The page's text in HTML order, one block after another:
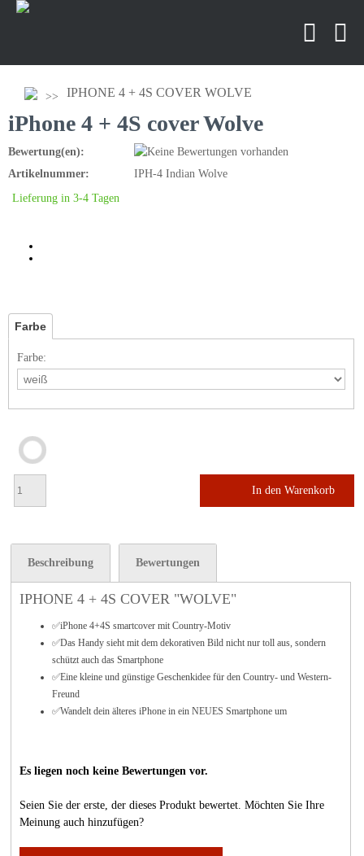
IPHONE 4 + 4S COVER WOLVE
iPhone 4 + 4S cover Wolve
Bewertung(en):
Artikelnummer:
IPH-4 Indian Wolve
Lieferung in 3-4 Tagen
Farbe
Farbe:
In den Warenkorb
Beschreibung Bewertungen
IPHONE 4 + 4S COVER "WOLVE"
✅iPhone 4+4S smartcover mit Country-Motiv
✅Das Handy sieht mit dem dekorativen Bild nicht nur toll aus, sondern
schützt auch das Smartphone
✅Eine kleine und günstige Geschenkidee für den Country- und Western-
Freund
✅Wandelt dein älteres iPhone in ein NEUES Smartphone um
Es liegen noch keine Bewertungen vor.
Seien Sie der erste, der dieses Produkt bewertet. Möchten Sie Ihre
Meinung auch hinzufügen?